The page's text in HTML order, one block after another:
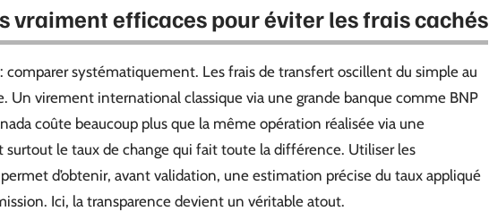
vraiment efficaces pour éviter les frais cachés
systématiquement. Les frais de transfert oscillent du simple au
Un virement international classique via une grande banque comme BNP
coûte beaucoup plus que la même opération réalisée via une
surtout le taux de change qui fait toute la différence. Utiliser les
d’obtenir, avant validation, une estimation précise du taux appliqué
Ici, la transparence devient un véritable atout.